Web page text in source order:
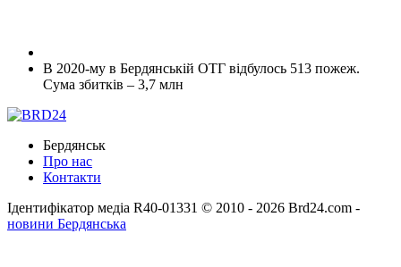
В 2020-му в Бердянській ОТГ відбулось 513 пожеж.
Сума збитків – 3,7 млн
Бердянськ
Про нас
Контакти
Ідентифікатор медіа R40-01331 © 2010 - 2026 Brd24.com -
новини Бердянська